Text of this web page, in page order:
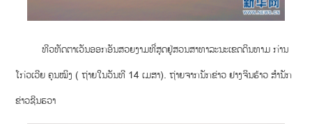
ທີວທັດຕາເວັນອອກອັນສວຍງາມທີ່ສຸດຢູ່ສວນສາທາລະນະເຂດດິນທາມ ກ່ານ
ໂກ່ວເວີຍ ຄຸນໝິງ ( ຖ່າຍໃນວັນທີ 14 ເມສາ). ຖ່າຍຈາກນັກຂ່າວ ຢາງຈິນຮ້າວ ສຳນັກ
ຂ່າວຊີນຮວາ